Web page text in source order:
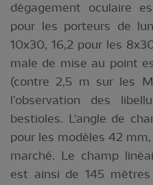
dégagement oculaire
pour les porteurs de
10x30, 16,2 pour les
male de mise au point
(contre 2,5 m sur les
l'observation des
bestioles. L'angle de
pour les modèles 42
marché. Le champ
est ainsi de 145